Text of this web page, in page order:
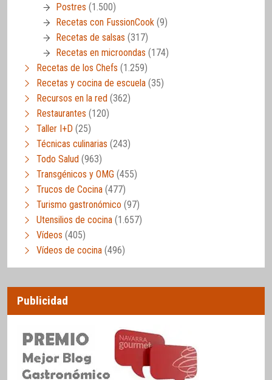
Postres (1.500)
Recetas con FussionCook (9)
Recetas de salsas (317)
Recetas en microondas (174)
Recetas de los Chefs (1.259)
Recetas y cocina de escuela (35)
Recursos en la red (362)
Restaurantes (120)
Taller I+D (25)
Técnicas culinarias (243)
Todo Salud (963)
Transgénicos y OMG (455)
Trucos de Cocina (477)
Turismo gastronómico (97)
Utensilios de cocina (1.657)
Vídeos (405)
Vídeos de cocina (496)
Publicidad